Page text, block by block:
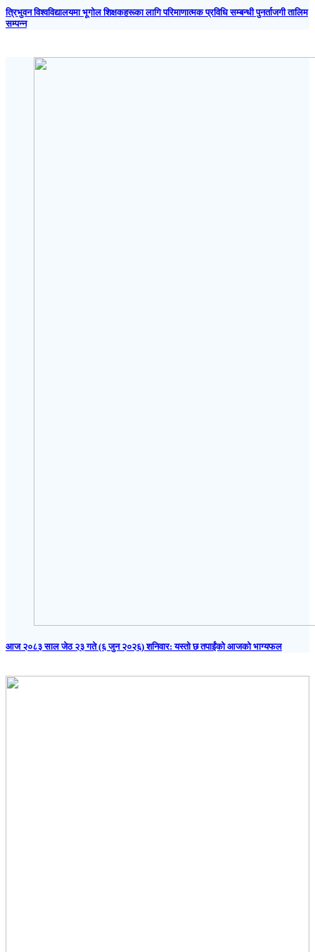
त्रिभुवन विश्वविद्यालयमा भूगोल शिक्षकहरूका लागि परिमाणात्मक प्रविधि सम्बन्धी पुनर्ताजगी तालिम
सम्पन्न
आज २०८३ साल जेठ २३ गते (६ जुन २०२६) शनिवार: यस्तो छ तपाईंको आजको भाग्यफल